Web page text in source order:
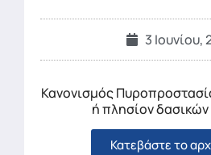
3 Ιουνίου,
Κανονισμός
ή πλησίον
Κατεβάστε το